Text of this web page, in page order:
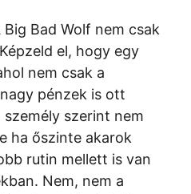
Bad Wolf nem csak
el, hogy egy
nem csak a
pénzek is ott
személy szerint nem
ha őszinte akarok
rutin mellett is van
Nem, nem a